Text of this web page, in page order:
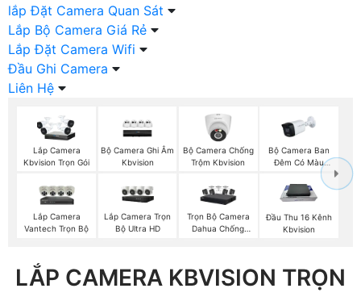
lắp Đặt Camera Quan Sát
Lắp Bộ Camera Giá Rẻ
Lắp Đặt Camera Wifi
Đầu Ghi Camera
Liên Hệ
Lắp Camera
Kbvision Trọn Gói
Bộ Camera Ghi Âm
Kbvision
Bộ Camera Chống
Trộm Kbvision
Bộ Camera Ban
Đêm Có Màu
Lắp Camera
Vantech Trọn Bộ
Lắp Camera Trọn
Bộ Ultra HD
Trọn Bộ Camera
Dahua Chống
Đầu Thu 16 Kênh
Kbvision
LẮP CAMERA KBVISION TRỌN